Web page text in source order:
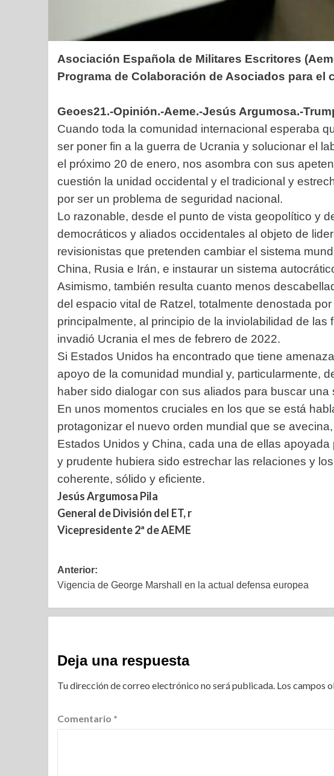
Asociación Española de Militares Escritores (
Programa de Colaboración de Asociados para el
Geoes21.-Opinión.-Aeme.-Jesús Argumosa.-
Cuando toda la comunidad internacional esperaba
ser poner fin a la guerra de Ucrania y solucionar el
el próximo 20 de enero, nos asombra con sus
cuestión la unidad occidental y el tradicional y
por ser un problema de seguridad nacional.
Lo razonable, desde el punto de vista geopolítico y
democráticos y aliados occidentales al objeto de
revisionistas que pretenden cambiar el sistema
China, Rusia e Irán, e instaurar un sistema
Asimismo, también resulta cuanto menos
del espacio vital de Ratzel, totalmente denostada
principalmente, al principio de la inviolabilidad de
invadió Ucrania el mes de febrero de 2022.
Si Estados Unidos ha encontrado que tiene
apoyo de la comunidad mundial y, particularmente,
haber sido dialogar con sus aliados para buscar
En unos momentos cruciales en los que se está
protagonizar el nuevo orden mundial que se
Estados Unidos y China, cada una de ellas
y prudente hubiera sido estrechar las relaciones y
coherente, sólido y eficiente.
Jesús Argumosa Pila
General de División del ET, r
Vicepresidente 2ª de AEME
Anterior:
Vigencia de George Marshall en la actual defensa europea
Deja una respuesta
Tu dirección de correo electrónico no será publicada. Los campos
Comentario *